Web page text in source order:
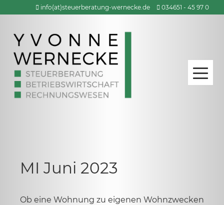
info(at)steuerberatung-wernecke.de 034651 - 45 97 0
MI Juni 2023
Ob eine Wohnung zu eigenen Wohnzwecken